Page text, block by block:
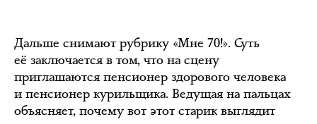
Дальше снимают рубрику «Мне 70!». Суть
её заключается в том, что на сцену
приглашаются пенсионер здорового человека
и пенсионер курильщика. Ведущая на пальцах
объясняет, почему вот этот старик выглядит